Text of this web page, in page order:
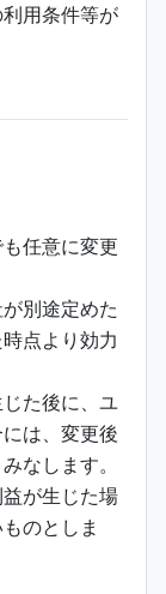
用条件等が
任意に変更
別途定めた
点より効力
た後に、ユ
は、変更後
なします。
が生じた場
のとしま